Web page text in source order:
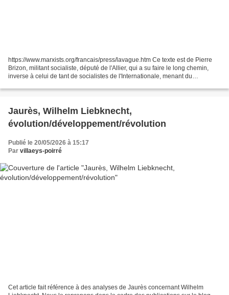
https://www.marxists.org/francais/press/lavague.htm Ce texte est de Pierre
Brizon, militant socialiste, député de l'Allier, qui a su faire le long chemin,
inverse à celui de tant de socialistes de l'Internationale, menant du
Jaurès, Wilhelm Liebknecht,
évolution/développement/révolution
Publié le 20/05/2026 à 15:17
Par villaeys-poirré
Cet article fait référence à des analyses de Jaurès concernant Wilhelm